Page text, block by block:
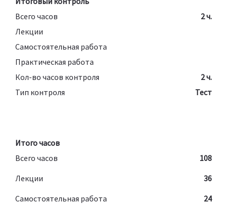
Всего часов
2 ч.
Лекции
Самостоятельная работа
Практическая работа
Кол-во часов контроля
2 ч.
Тип контроля
Тест
Итого часов
Всего часов
108
Лекции
36
Самостоятельная работа
24